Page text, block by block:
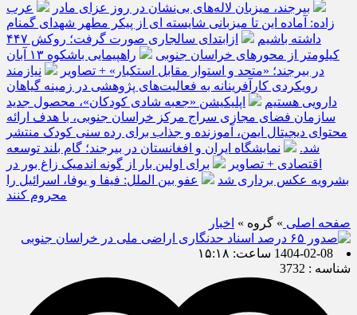
بیرجند، میزبان لاله‌های بی‌نشان در روز عزای مادر
عرب
زاده: آماده این تا میزبانی شایسته ای از پیکر مطهر شهدای گمنام
داشته باشیم
ازابتدای سالجاری صورت گرفت؛ روکش ۴۴۷
کیلومتر از محورهای خراسان جنوبی
راهپیمایی باشکوه ۱۳ آبان
در بیرجند؛ «متحد و استوار مقابل استکبار» + تصاویر
نیازمند
رویکردی کارآفرینانه به فعالیت‌های پژوهشی در زمینه گیاهان
دارویی هستیم
اپلیکیشن «جعبه شادی کودکان»، محصول جدید
سازمان فضای مجازی سراج مرکز خراسان جنوبی، با هدف ارائه
محتوای دیجیتال ایمن، آموزنده و جذاب برای رده سنی کودک منتشر
شد.
نمایشگاه ایران و افغانستان در بیرجند؛ گام بلند توسعه
اقتصادی + تصاویر
برای اولین بار از گونه اندمیک زاغ بور در
بشرویه عکس برداری شد
عفو بین الملل: فیفا و یوفا، اسرائیل را
محروم کنند
صفحه اصلی » گروه » اخبار
1404-02-08 ساعت: ۱۵:۱۸
شناسه : 3732